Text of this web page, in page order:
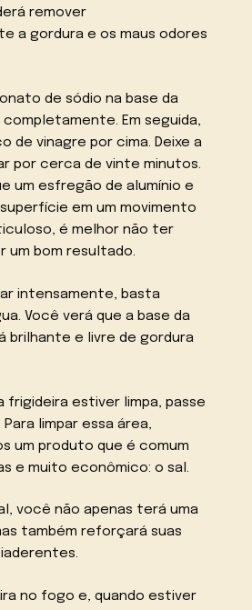
remover
a gordura e os maus odores
de sódio na base da
Em seguida,
de vinagre por cima. Deixe a
por cerca de vinte minutos.
um esfregão de alumínio e
em um movimento
é melhor não ter
um bom resultado.
intensamente, basta
Você verá que a base da
brilhante e livre de gordura
frigideira estiver limpa, passe
limpar essa área,
um produto que é comum
e muito econômico: o sal.
você não apenas terá uma
também reforçará suas
no fogo e, quando estiver